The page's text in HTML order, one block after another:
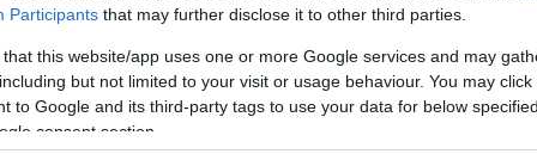
Participants that may further disclose it to other third parties.
that this website/app uses one or more Google services and may
but not limited to your visit or usage behaviour. You may
to Google and its third-party tags to use your data for below
consent section.
lehetőségeket. Szóba került egy
kipróbálása, de egyik sem tekinthető
transzplantáció lehetőségét is